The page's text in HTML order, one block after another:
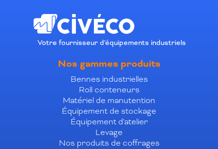
Votre fournisseur d'équipements industriels
Nos gammes produits
Bennes industrielles
Roll conteneurs
Matériel de manutention
Équipement de stockage
Équipement d'atelier
Levage
Nos produits de coffrages